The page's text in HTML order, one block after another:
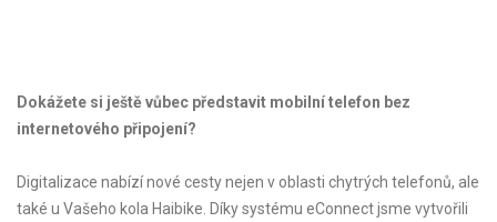
Dokážete si ještě vůbec představit mobilní telefon bez
internetového připojení?
Digitalizace nabízí nové cesty nejen v oblasti chytrých telefonů, ale
také u Vašeho kola Haibike. Díky systému eConnect jsme vytvořili